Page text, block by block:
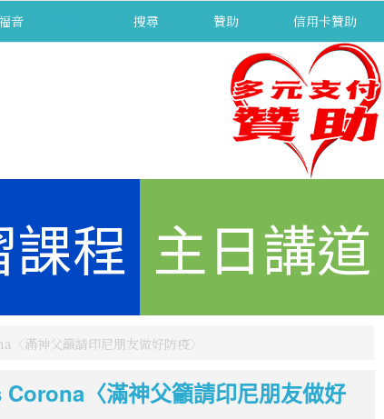
福音 搜尋 贊助 信用卡贊助
程 主日講道
神父籲請印尼朋友做好防疫〉
〈滿神父籲請印尼朋友做好